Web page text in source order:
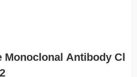
Monoclonal Antibody Cl